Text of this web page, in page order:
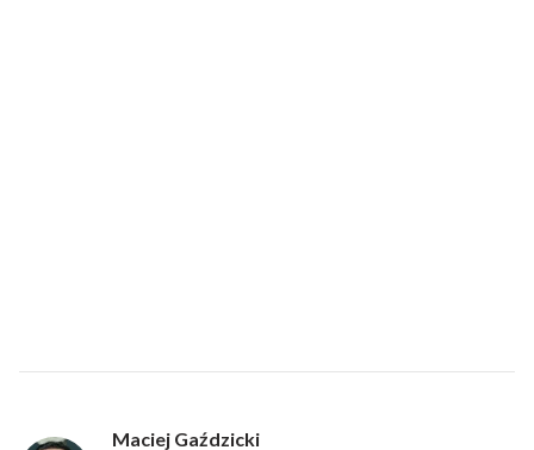
Maciej Gaździcki